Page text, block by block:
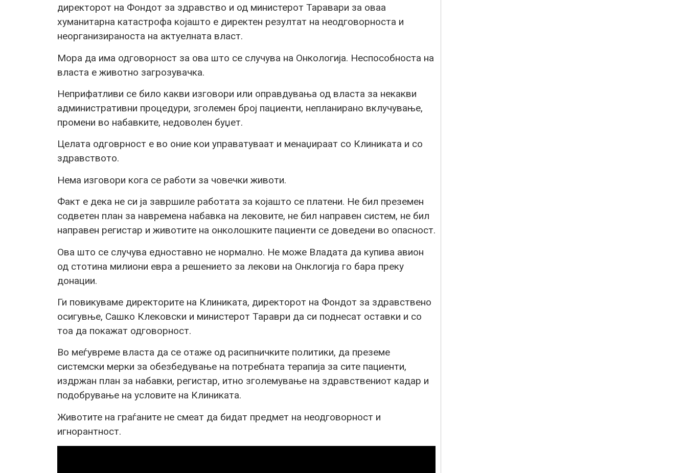
директорот на Фондот за здравство и од министерот Таравари за оваа
хуманитарна катастрофа којашто е директен резултат на неодговорноста и
неорганизираноста на актуелната власт.
Мора да има одговорност за ова што се случува на Онкологија. Неспособноста на
власта е животно загрозувачка.
Неприфатливи се било какви изговори или оправдувања од власта за некакви
административни процедури, зголемен број пациенти, непланирано вклучување,
промени во набавките, недоволен буџет.
Целата одговрност е во оние кои управатуваат и менаџираат со Клиниката и со
здравството.
Нема изговори кога се работи за човечки животи.
Факт е дека не си ја завршиле работата за којашто се платени. Не бил преземен
содветен план за навремена набавка на лековите, не бил направен систем, не бил
направен регистар и животите на онколошките пациенти се доведени во опасност.
Ова што се случува едноставно не нормално. Не може Владата да купива авион
од стотина милиони евра а решението за лекови на Онклогија го бара преку
донации.
Ги повикуваме директорите на Клиниката, директорот на Фондот за здравствено
осигувње, Сашко Клековски и министерот Тараври да си поднесат оставки и со
тоа да покажат одговорност.
Во меѓувреме власта да се отаже од расипничките политики, да преземе
системски мерки за обезбедување на потребната терапија за сите пациенти,
издржан план за набавки, регистар, итно зголемување на здравствениот кадар и
подобрување на условите на Клиниката.
Животите на граѓаните не смеат да бидат предмет на неодговорност и
игнорантност.